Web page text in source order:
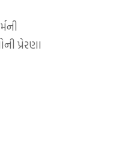
પ્રેરણા